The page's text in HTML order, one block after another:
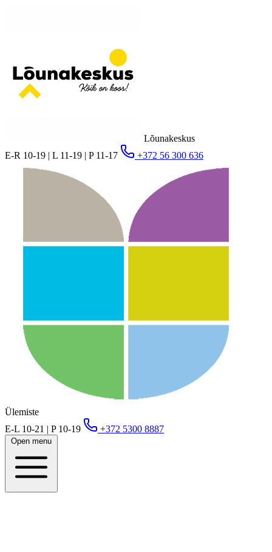
Lõunakeskus
E-R 10-19 | L 11-19 | P 11-17
+372 56 300 636
Ülemiste
E-L 10-21 | P 10-19
+372 5300 8887
Open menu